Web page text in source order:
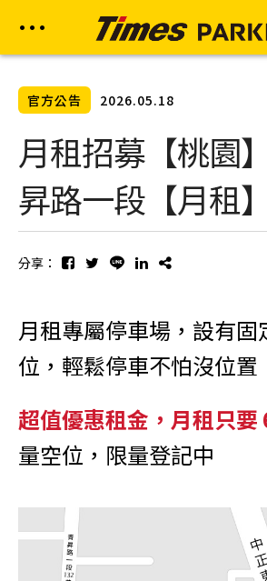
官方公告 2026.05.18
月租招募【桃園
昇路一段【月租
分享：
月租專屬停車場，設有固
位，輕鬆停車不怕沒位置
超值優惠租金，月租只要
量空位，限量登記中